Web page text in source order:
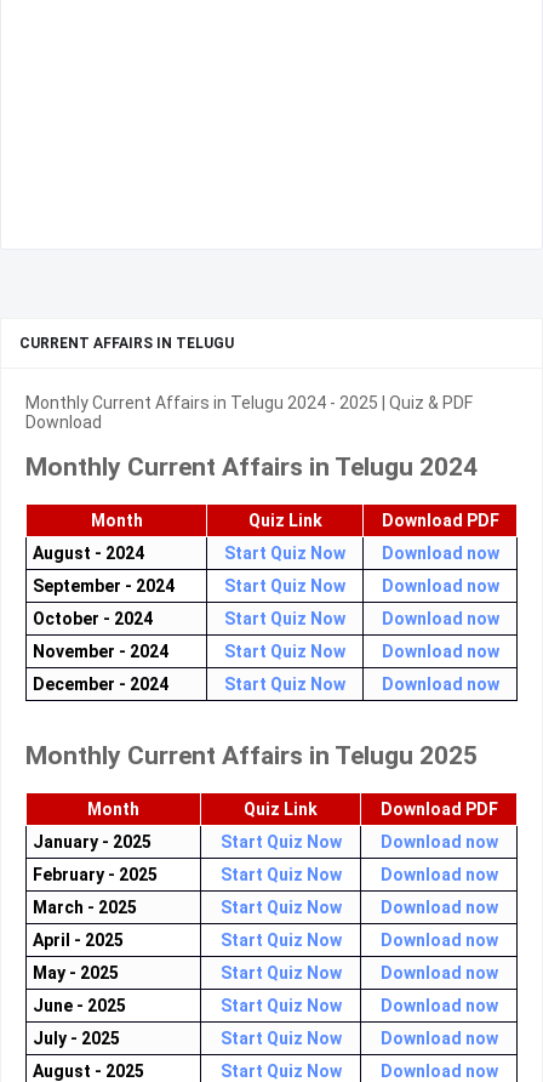
CURRENT AFFAIRS IN TELUGU
Monthly Current Affairs in Telugu 2024 - 2025 | Quiz & PDF
Download
Monthly Current Affairs in Telugu 2024
Month Quiz Link
Download PDF
August - 2024
Start Quiz Now
Download now
September - 2024
Start Quiz Now
Download now
October - 2024
Start Quiz Now
Download now
November - 2024
Start Quiz Now
Download now
December - 2024
Start Quiz Now Download now
Monthly Current Affairs in Telugu 2025
Month Quiz Link
Download PDF
January - 2025
Start Quiz Now
Download now
February - 2025
Start Quiz Now
Download now
March - 2025
Start Quiz Now
Download now
April - 2025
Start Quiz Now
Download now
May - 2025
Start Quiz Now
Download now
June - 2025
Start Quiz Now
Download now
July - 2025
Start Quiz Now
Download now
August - 2025
Start Quiz Now
Download now